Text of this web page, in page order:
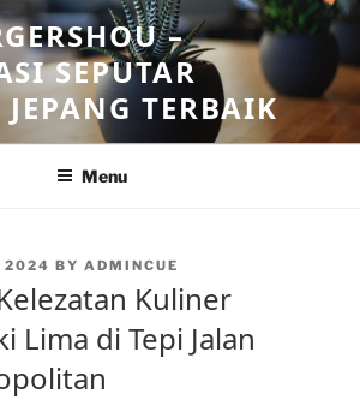
–
SEPUTAR
TERBAIK
Menu
2024 BY ADMINCUE
Kuliner
Lima di Tepi Jalan